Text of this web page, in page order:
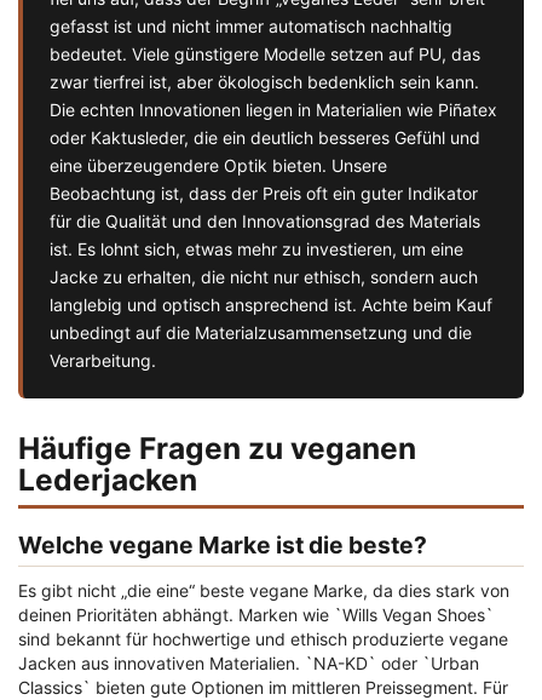
gefasst ist und nicht immer automatisch nachhaltig
bedeutet. Viele günstigere Modelle setzen auf PU, das
zwar tierfrei ist, aber ökologisch bedenklich sein kann.
Die echten Innovationen liegen in Materialien wie Piñatex
oder Kaktusleder, die ein deutlich besseres Gefühl und
eine überzeugendere Optik bieten. Unsere
Beobachtung ist, dass der Preis oft ein guter Indikator
für die Qualität und den Innovationsgrad des Materials
ist. Es lohnt sich, etwas mehr zu investieren, um eine
Jacke zu erhalten, die nicht nur ethisch, sondern auch
langlebig und optisch ansprechend ist. Achte beim Kauf
unbedingt auf die Materialzusammensetzung und die
Verarbeitung.
Häufige Fragen zu veganen
Lederjacken
Welche vegane Marke ist die beste?
Es gibt nicht „die eine“ beste vegane Marke, da dies stark von
deinen Prioritäten abhängt. Marken wie `Wills Vegan Shoes`
sind bekannt für hochwertige und ethisch produzierte vegane
Jacken aus innovativen Materialien. `NA-KD` oder `Urban
Classics` bieten gute Optionen im mittleren Preissegment. Für